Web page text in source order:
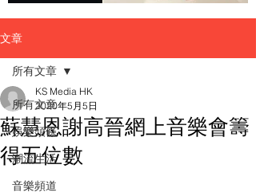
文章
所有文章
娛樂頭條
潮流生活
音樂頻道
所有文章
蘇慧恩謝高晉網上音樂會籌
得五位數
KS Media HK
2020年5月5日